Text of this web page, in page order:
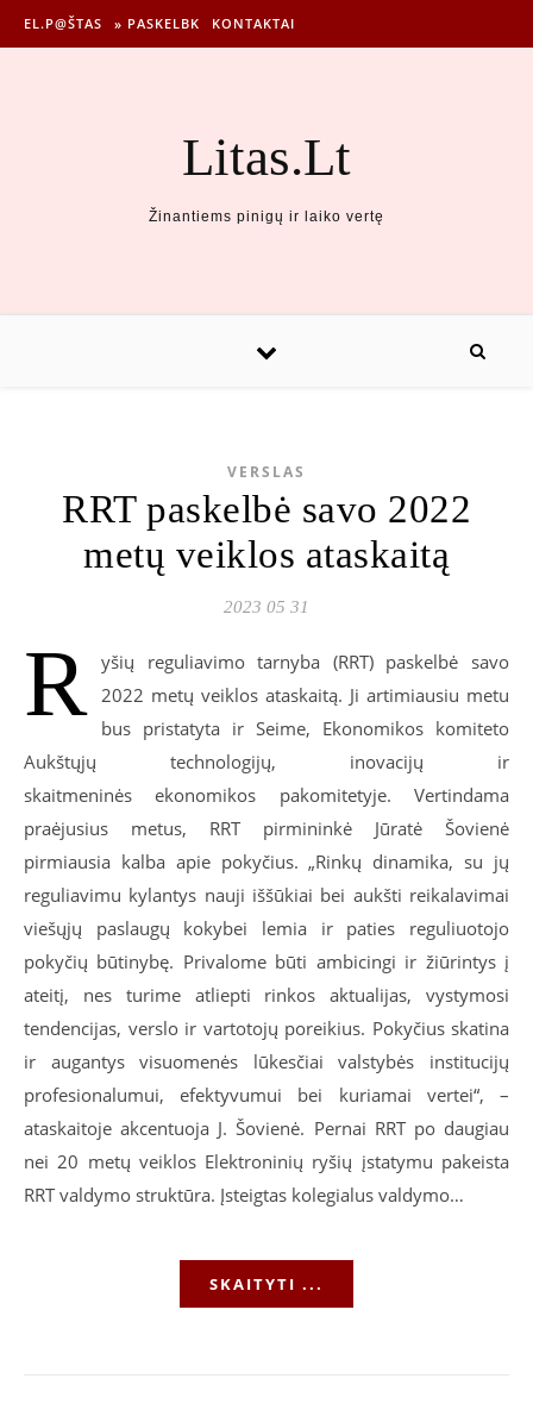
EL.P@ŠTAS » PASKELBK KONTAKTAI
Litas.Lt
Žinantiems pinigų ir laiko vertę
VERSLAS
RRT paskelbė savo 2022
metų veiklos ataskaitą
2023 05 31
R yšių reguliavimo tarnyba (RRT) paskelbė savo
2022 metų veiklos ataskaitą. Ji artimiausiu metu
bus pristatyta ir Seime, Ekonomikos komiteto
Aukštųjų technologijų, inovacijų ir
skaitmeninės ekonomikos pakomitetyje. Vertindama
praėjusius metus, RRT pirmininkė Jūratė Šovienė
pirmiausia kalba apie pokyčius. „Rinkų dinamika, su jų
reguliavimu kylantys nauji iššūkiai bei aukšti reikalavimai
viešųjų paslaugų kokybei lemia ir paties reguliuotojo
pokyčių būtinybę. Privalome būti ambicingi ir žiūrintys į
ateitį, nes turime atliepti rinkos aktualijas, vystymosi
tendencijas, verslo ir vartotojų poreikius. Pokyčius skatina
ir augantys visuomenės lūkesčiai valstybės institucijų
profesionalumui, efektyvumui bei kuriamai vertei“, –
ataskaitoje akcentuoja J. Šovienė. Pernai RRT po daugiau
nei 20 metų veiklos Elektroninių ryšių įstatymu pakeista
RRT valdymo struktūra. Įsteigtas kolegialus valdymo…
SKAITYTI ...